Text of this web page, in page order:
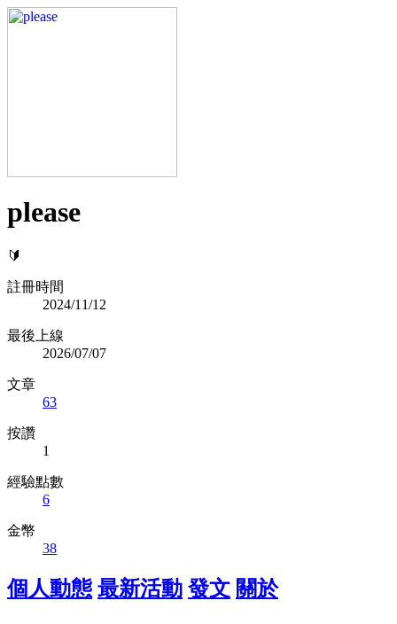
please
🔰
註冊時間
2024/11/12
最後上線
2026/07/07
文章
63
按讚
1
經驗點數
6
金幣
38
個人動態 最新活動 發文 關於